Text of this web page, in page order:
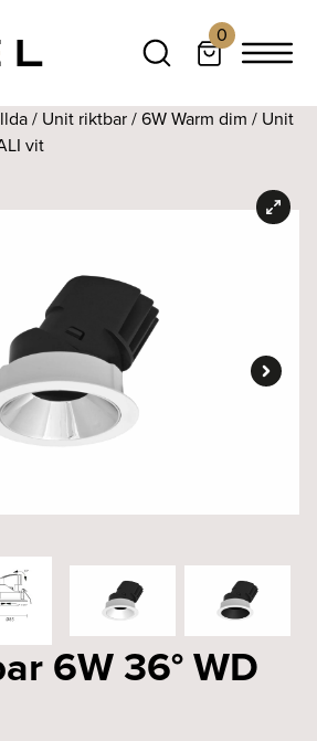
0
/ Unit riktbar/6W Warm dim / Unit
vit
6W 36° WD